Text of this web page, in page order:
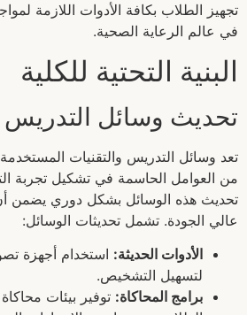
تجهيز الطلاب بكافة الأدوات اللازمة
في عالم الرعاية الصحية.
البنية التحتية للكلية
تحديث وسائل التدريس
تعد وسائل التدريس والتقنيات
من العوامل الحاسمة في تشكيل تجربة
تحديث هذه الوسائل بشكل دوري يضمن أن
عالي الجودة. تشمل تحديثات الوسائل:
الأدوات الحديثة: استخدام أجهزة
لتسهيل التشخيص.
برامج المحاكاة: توفير بيئات